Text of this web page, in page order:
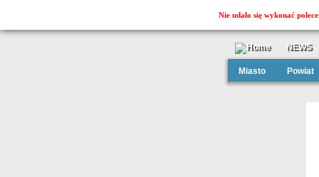
NEWS
Miasto Powiat
Nie udało się wykonać